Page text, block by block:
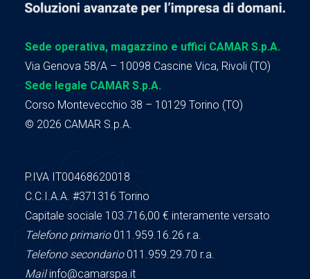
Sede operativa, magazzino e uffici CAMAR S.p.A.
Via Genova 58/A – 10098 Cascine Vica, Rivoli (TO)
Sede legale CAMAR S.p.A.
Corso Montevecchio 38 – 10129 Torino (TO)
© 2026 CAMAR S.p.A.
P.IVA IT00468620018
C.C.I.A.A. #371316 Torino
Capitale sociale 103.716,00 € interamente versato
Telefono primario011.959.16.26 r.a.
Telefono secondario011.959.29.70 r.a.
Mailinfo@camarspa.it